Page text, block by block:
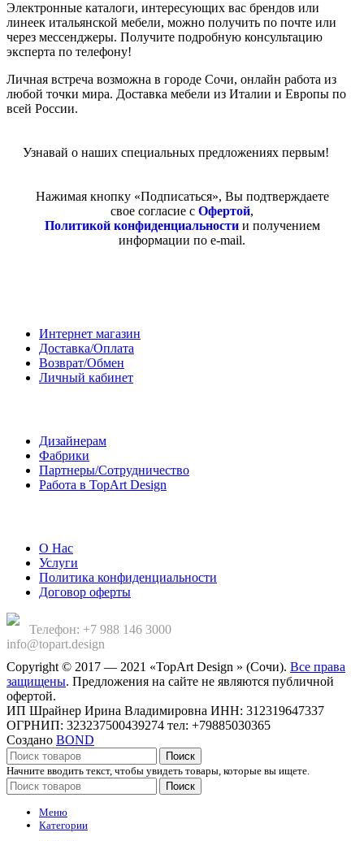
Электронные каталоги, интересующих вас брендов или
линеек итальянской мебели, можно получить по почте или
через мессенджеры. Получите подробную консультацию
эксперта по телефону!
Личная встреча возможна в городе Сочи, онлайн работа из
любой точки мира. Доставка мебели из Италии и Европы по
всей России.
Узнавай о наших специальных предложениях первым!
Нажимая кнопку «Подписаться», Вы подтверждаете
свое согласие с Офертой,
Политикой конфиденциальностии получением
информации по e-mail.
Интернет магазин
Доставка/Оплата
Возврат/Обмен
Личный кабинет
Дизайнерам
Фабрики
Партнеры/Сотрудничество
Работа в TopArt Design
О Нас
Услуги
Политика конфиденциальности
Договор оферты
Телефон: +7 988 146 3000
info@topart.design
Copyright © 2017 — 2021 «TopArt Design » (Сочи). Все права
защищены. Предложения на сайте не являются публичной
офертой.
ИП Шрайнер Ирина Владимировна ИНН: 312319647337
ОГРНИП: 323237500439274 тел: +79885030365
Создано BOND
Поиск
Начните вводить текст, чтобы увидеть товары, которые вы ищете.
Поиск
Меню
Категории